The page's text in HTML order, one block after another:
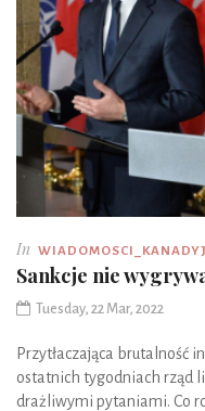
In
Sankcje nie
Tuesday, 22 Mar, 2022
Przytłaczająca brutalność
ostatnich tygodniach rząd
drażliwymi pytaniami. Co